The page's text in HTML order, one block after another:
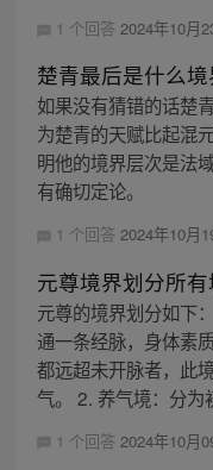
1 个回答 2024年10月
楚青最后是什么境
如果没有猜错的话楚
为楚青的天赋比起混
明他的境界层次是法
有确切定论。
1 个回答 2024年10月
元尊境界划分所
元尊的境界划分如下
通一条经脉，身体素
都远超未开脉者，此
气。 2. 养气境：分为
1 个回答 2024年10月